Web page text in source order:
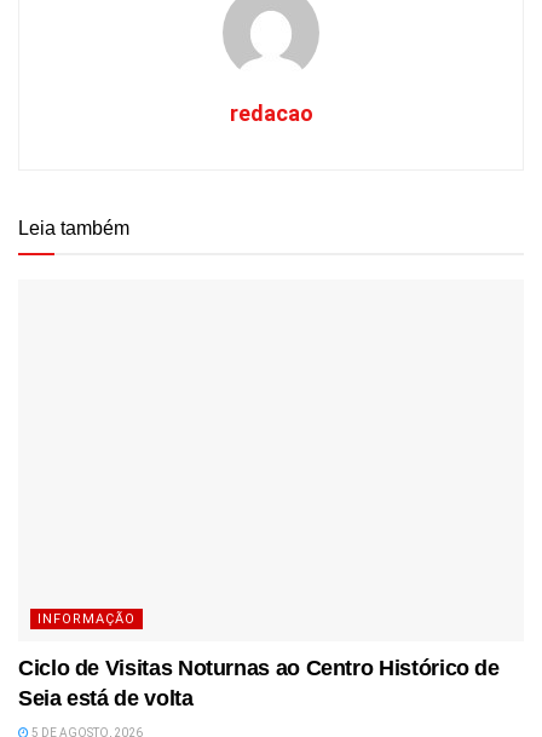
redacao
Leia também
INFORMAÇÃO
Ciclo de Visitas Noturnas ao Centro Histórico de
Seia está de volta
5 DE AGOSTO, 2026